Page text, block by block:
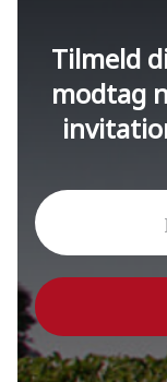
Tilmeld
modtag